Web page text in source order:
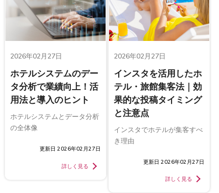
2026年02月27日
ホテルシステムのデー
タ分析で業績向上！活
用法と導入のヒント
ホテルシステムとデータ分析
の全体像
更新日 2026年02月27日
詳しく見る
2026年02月27日
インスタを活用したホ
テル・旅館集客法｜効
果的な投稿タイミング
と注意点
インスタでホテルが集客すべ
き理由
更新日 2026年02月27日
詳しく見る